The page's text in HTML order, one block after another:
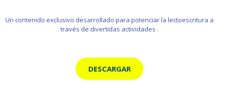
Un contenido exclusivo desarrollado para potenciar la lectoescritura a
través de divertidas actividades .
DESCARGAR